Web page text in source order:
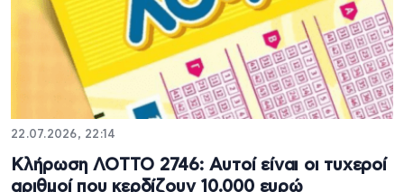
22.07.2026, 22:14
Κλήρωση ΛΟΤΤΟ 2746: Αυτοί είναι οι τυχεροί
αριθμοί που κερδίζουν 10.000 ευρώ